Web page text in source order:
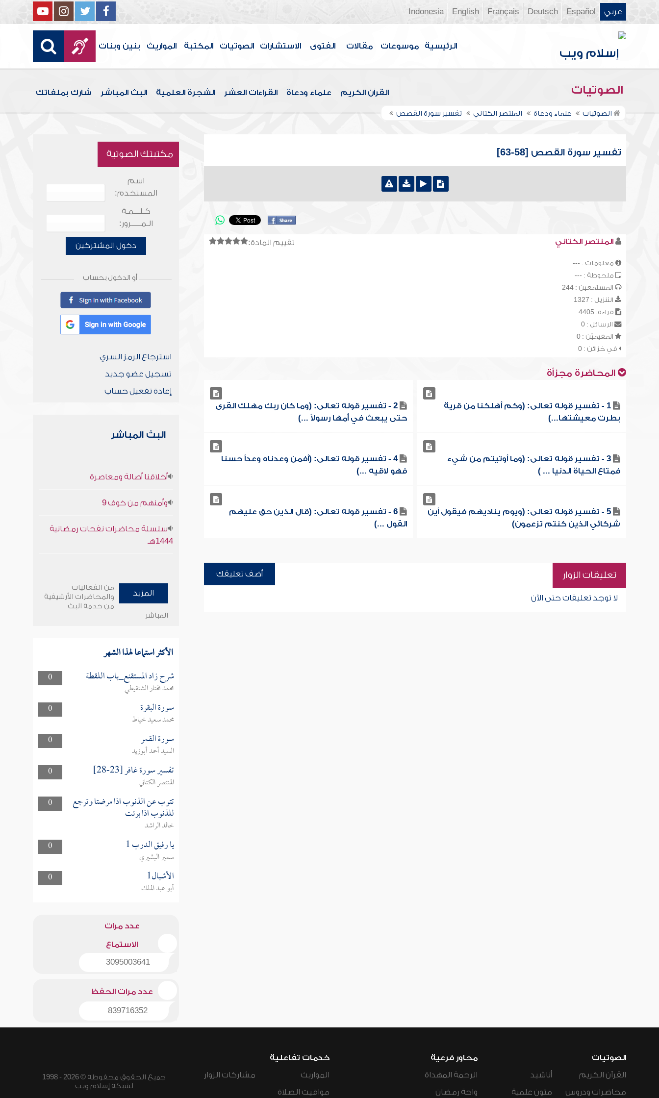
عربي Español
Deutsch
Français
English
Indonesia
الرئيسية موسوعات مقالات الفتوى الاستشارات الصوتيات المكتبة المواريث بنين وبنات
الصوتيات القرآن الكريم علماء ودعاة القراءات العشر الشجرة العلمية البث المباشر شارك بملفاتك
الصوتيات علماء ودعاة المنتصر الكتاني تفسير سورة القصص
تفسير سورة القصص [58-63]
تقييم المادة: المنتصر الكتاني
معلومات : ---
ملحوظة : ---
المستمعين : 244
التنزيل : 1327
قراءة: 4405
الرسائل : 0
المقيميّن : 0
في خزائن : 0
المحاضرة مجزأة
1 - تفسير قوله تعالى: (وكم أهلكنا من قرية
بطرت معيشتها...)
2 - تفسير قوله تعالى: (وما كان ربك مهلك القرى
حتى يبعث في أمها رسولاً ...)
3 - تفسير قوله تعالى: (وما أوتيتم من شيء
فمتاع الحياة الدنيا ... )
4 - تفسير قوله تعالى: (أفمن وعدناه وعداً حسنا
فهو لاقيه ...)
5 - تفسير قوله تعالى: (ويوم يناديهم فيقول أين
شركائي الذين كنتم تزعمون)
6 - تفسير قوله تعالى: (قال الذين حق عليهم
القول ...)
تعليقات الزوار أضف تعليقك
لا توجد تعليقات حتى الآن
مكتبتك الصوتية
اسم
المستخدم:
كـلـــمـة
الـمـــــرور:
دخول المشتركين
أو الدخول بحساب
استرجاع الرمز السري
تسجيل عضو جديد
إعادة تفعيل حساب
البث المباشر
أخلاقنا أصالة ومعاصرة
وأمنهم من خوف 9
سلسلة محاضرات نفحات رمضانية
1444هـ
المزيد
من الفعاليات
والمحاضرات الأرشيفية
من خدمة البث
المباشر
الأكثر استماعا لهذا الشهر
0 شرح زاد المستقنع_باب اللقطة
محمد مختار الشنقيطي
0
سورة البقرة
محمد سعيد خياط
0
سورة القمر
السيد أحمد أبوزيد
0
تفسير سورة غافر [23-28]
المنتصر الكتاني
0
تتوب عن الذنوب اذا مرضتا وترجع
للذنوب اذا برئت
خالد الراشد
0
يا رفيق الدرب 1
سمير البشيري
0
الأشبال1
أبو عبد الملك
عدد مرات
الاستماع
3095003641
عدد مرات الحفظ
839716352
الصوتيات
القرآن الكريم
محاضرات ودروس
أناشيد
متون علمية
محاور فرعية
الرحمة المهداة
واحة رمضان
خدمات تفاعلية
المواريث
مواقيت الصلاة
مشاركات الزوار
جميع الحقوق محفوظة © 2026 - 1998
لشبكة إسلام ويب